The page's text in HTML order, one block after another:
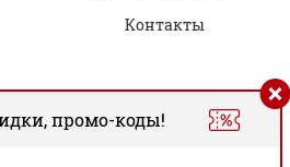
Контакты
805-76-96
промо-коды!